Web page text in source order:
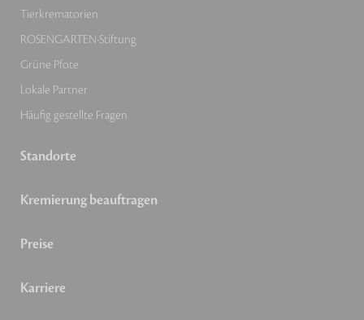
Tierkrematorien
ROSENGARTEN-Stiftung
Grüne Pfote
Lokale Partner
Häufig gestellte Fragen
Standorte
Kremierung beauftragen
Preise
Karriere